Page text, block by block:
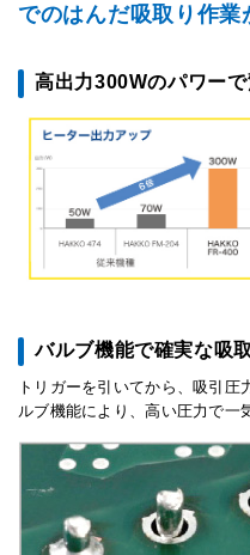
でのはんだ吸取り作業
高出力300Wのパワー
バルブ機能で確実な吸
トリガーを引いてから、吸引
ルブ機能により、高い圧力で一